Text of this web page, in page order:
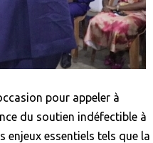
pour appeler à
du soutien indéfectible à
enjeux essentiels tels que la